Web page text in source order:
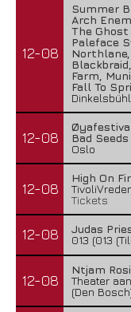
12-08
Summer
Arch
The Ghost
Paleface
Northlane,
Farm,
Fall To
Dinkelsbühl
12-08
Bad Seeds
Oslo
12-08
High On
Tickets
12-08
Judas
013 (013
12-08
Ntjam
Theater
(Den